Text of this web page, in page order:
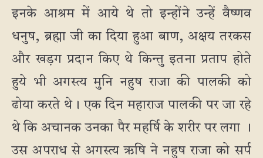
इनके आश्रम में आये थे तो इन्होंने उन्हें वैष्णव
धनुष, ब्रह्मा जी का दिया हुआ बाण, अक्षय तरकस
और खड़ग प्रदान किए थे किन्तु इतना प्रताप होते
हुये भी अगस्त्य मुनि नहुष राजा की पालकी को
ढोया करते थे। एक दिन महाराज पालकी पर जा रहे
थे कि अचानक उनका पैर महर्षि के शरीर पर लगा ।
उस अपराध से अगस्त्य ऋषि ने नहुष राजा को सर्प